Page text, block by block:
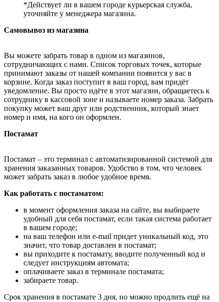
*Действует ли в вашем городе курьерская служба,
уточняйте у менеджера магазина.
Самовывоз из магазина
Вы можете забрать товар в одном из магазинов,
сотрудничающих с нами. Список торговых точек, которые
принимают заказы от нашей компании появится у вас в
корзине. Когда заказ поступит в ваш город, вам придёт
уведомление. Вы просто идёте в этот магазин, обращаетесь к
сотруднику в кассовой зоне и называете номер заказа. Забрать
покупку может ваш друг или родственник, который знает
номер и имя, на кого он оформлен.
Постамат
Постамат – это терминал с автоматизированной системой для
хранения заказанных товаров. Удобство в том, что человек
может забрать заказ в любое удобное время.
Как работать с постаматом:
в момент оформления заказа на сайте, вы выбираете
удобный для себя постамат, если такая система работает
в вашем городе;
на ваш телефон или e-mail придет уникальный код, это
значит, что товар доставлен в постамат;
вы приходите к постамату, вводите полученный код и
следует инструкциям автомата;
оплачиваете заказ в терминале постамата;
забираете товар.
Срок хранения в постамате 3 дня, но можно продлить ещё на